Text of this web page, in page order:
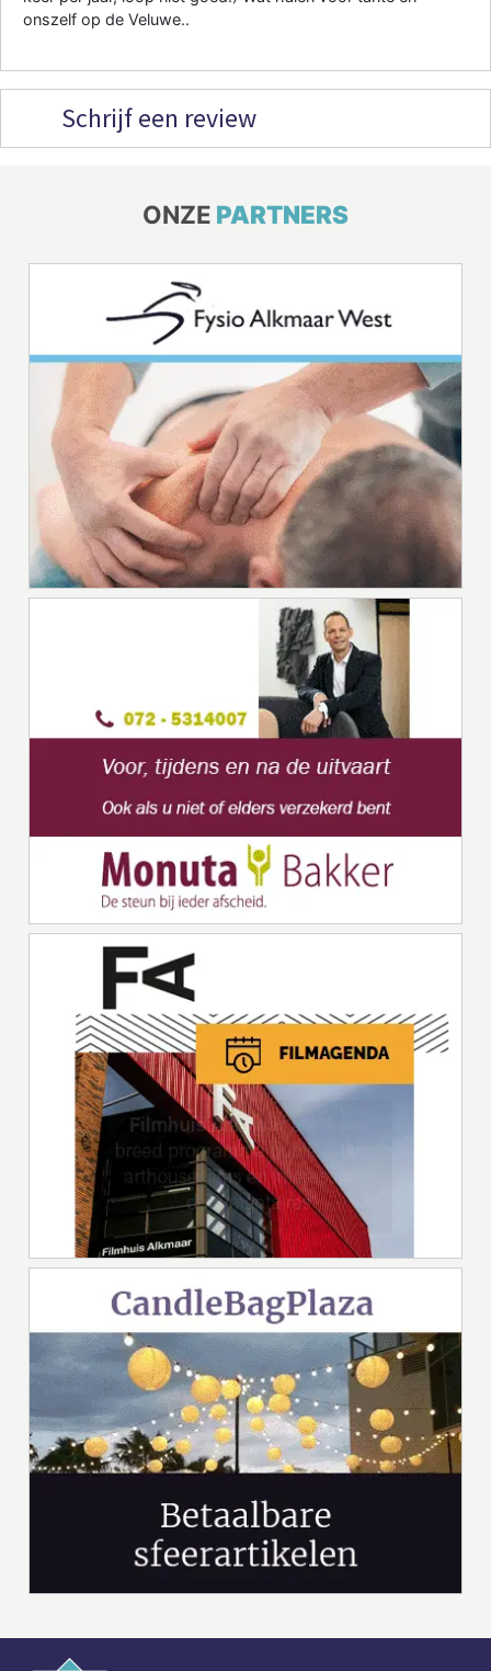
onszelf op de Veluwe..
Schrijf een review
ONZE PARTNERS